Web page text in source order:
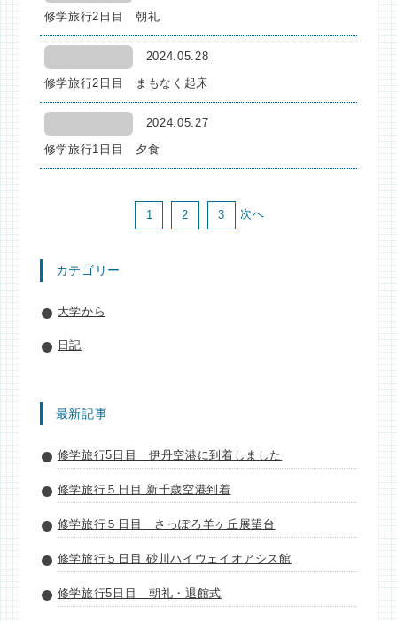
修学旅行2日目 朝礼
2024.05.28
修学旅行2日目 まもなく起床
2024.05.27
修学旅行1日目 夕食
1 2 3 次へ
カテゴリー
大学から
日記
最新記事
修学旅行5日目 伊丹空港に到着しました
修学旅行５日目 新千歳空港到着
修学旅行５日目 さっぽろ羊ヶ丘展望台
修学旅行５日目 砂川ハイウェイオアシス館
修学旅行5日目 朝礼・退館式